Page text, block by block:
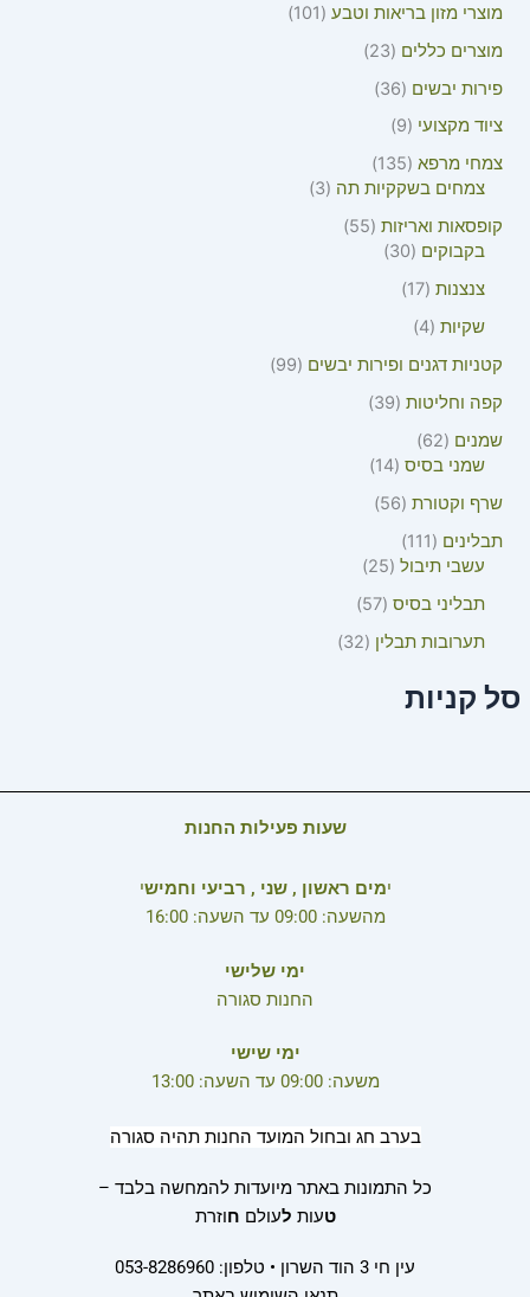
מוצרי מזון בריאות וטבע
101
מוצרים כללים
23
פירות יבשים
36
ציוד מקצועי
9
צמחי מרפא 135
צמחים בשקקיות תה
3
קופסאות ואריזות 55
בקבוקים
30
צנצנות 17
שקיות 4
קטניות דגנים ופירות יבשים
99
קפה וחליטות 39
שמנים
62
שמני בסיס 14
שרף וקטורת 56
תבלינים
111
עשבי תיבול 25
תבליני בסיס 57
תערובות תבלין
32
סל קניות
שעות פעילות החנות
ימים ראשון , שני , רביעי וחמישי
מהשעה: 09:00 עד השעה: 16:00
ימי שלישי
החנות סגורה
ימי שישי
משעה: 09:00 עד השעה: 13:00
בערב חג ובחול המועד החנות תהיה סגורה
כל התמונות באתר מיועדות להמחשה בלבד –
טעות לעולם חוזרת
עין חי 3 הוד השרון • טלפון: 053-8286960